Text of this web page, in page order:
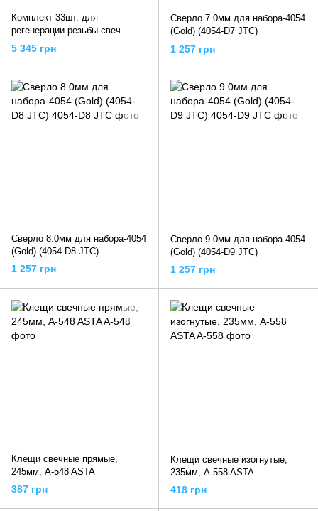
Комплект 33шт. для
регенерации резьбы свеч
накаливания, QS14140
QUATROS
5 345 грн
Сверло 7.0мм для набора-4054
(Gold) (4054-D7 JTC)
1 257 грн
Сверло 8.0мм для набора-4054
(Gold) (4054-D8 JTC)
1 257 грн
Сверло 9.0мм для набора-4054
(Gold) (4054-D9 JTC)
1 257 грн
Клещи свечные прямые,
245мм, A-548 ASTA
387 грн
Клещи свечные изогнутые,
235мм, A-558 ASTA
418 грн